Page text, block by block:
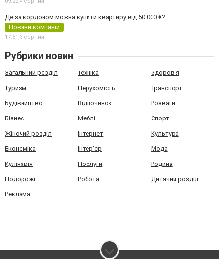
Де за кордоном можна купити квартиру від 50 000 €?
Новини компаній
17:51,3 серпня
Рубрики новин
Загальний розділ Техніка Здоров'я
Туризм Нерухомість Транспорт
Будівництво Відпочинок Розваги
Бізнес Меблі Спорт
Жіночий розділ Інтернет Культура
Економіка Інтер'єр Мода
Кулінарія Послуги Родина
Подорожі Робота Дитячий розділ
Реклама